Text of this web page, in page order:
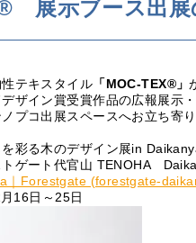
展示ブース出展
テキスタイル 「MOC-TEX®」
ザイン賞受賞作品の広報展示
プコ出展スペースへお立ち寄り
を彩る木のデザイン展in
トゲート代官山 TENOHA
｜Forestgate (forestgate-
16日～25日